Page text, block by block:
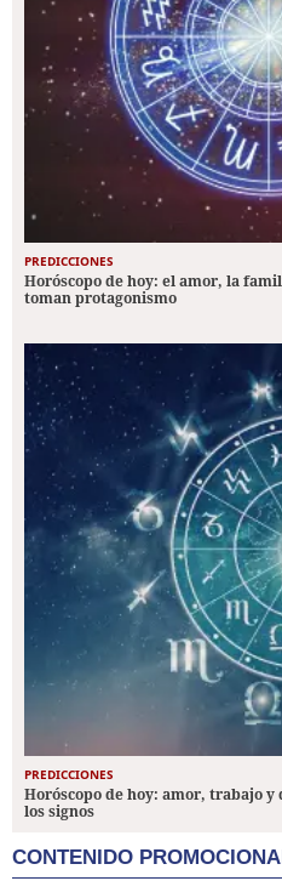
PREDICCIONES
Horóscopo de hoy: el amor, la
toman protagonismo
PREDICCIONES
Horóscopo de hoy: amor, trabajo
los signos
CONTENIDO